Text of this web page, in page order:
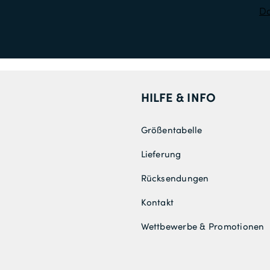
HILFE & INFO
Größentabelle
Lieferung
Rücksendungen
Kontakt
Wettbewerbe & Promotionen